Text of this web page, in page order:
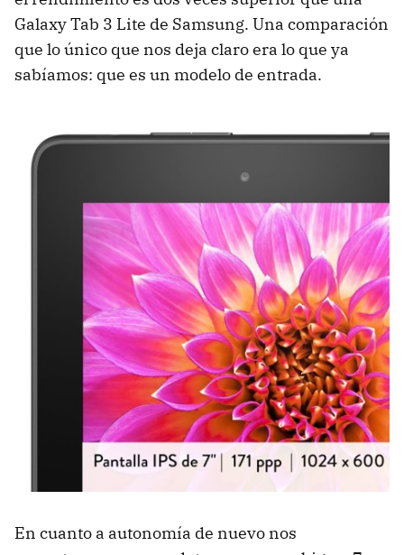
Galaxy Tab 3 Lite de Samsung. Una comparación
que lo único que nos deja claro era lo que ya
sabíamos: que es un modelo de entrada.
En cuanto a autonomía de nuevo nos